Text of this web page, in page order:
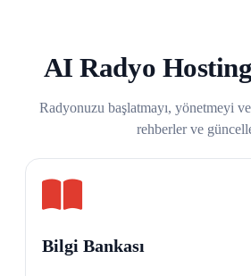
AI Radyo
Radyonuzu başlatmayı, yönetmeyi
rehberler ve
Bilgi Bankası